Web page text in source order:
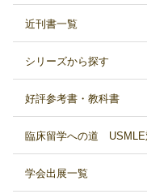
近刊書一覧
シリーズから探す
好評参考書・教科書
臨床留学への道 USMLE
学会出展一覧